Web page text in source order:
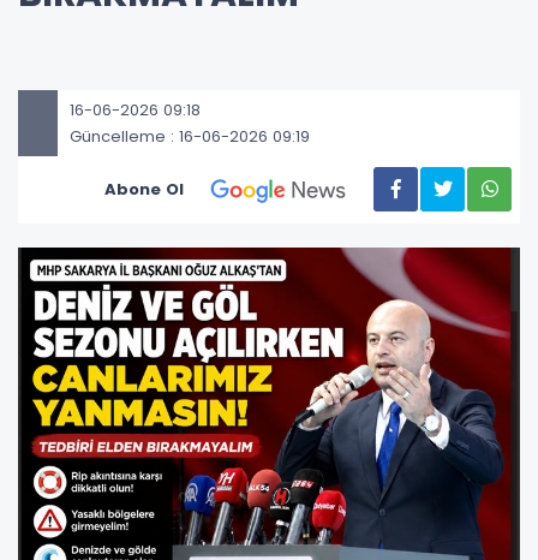
16-06-2026 09:18
Güncelleme : 16-06-2026 09:19
Abone Ol